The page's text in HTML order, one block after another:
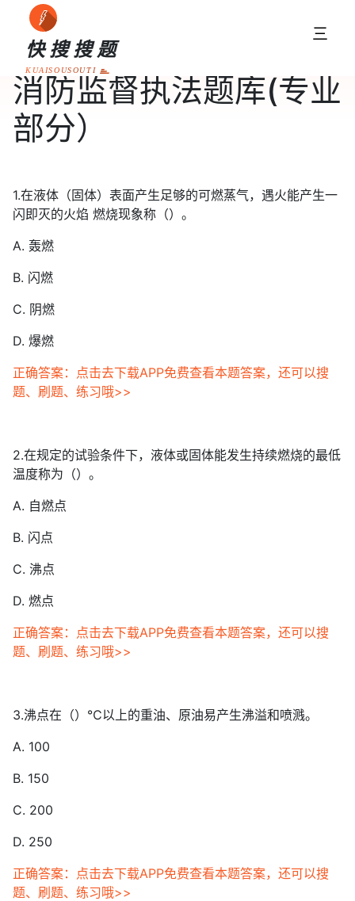
快搜搜题
KUAISOUSOUTI
三
消防监督执法题库(专业
部分）
1.在液体（固体）表面产生足够的可燃蒸气，遇火能产生一
闪即灭的火焰 燃烧现象称（）。
A. 轰燃
B. 闪燃
C. 阴燃
D. 爆燃
正确答案：点击去下载APP免费查看本题答案，还可以搜
题、刷题、练习哦>>
2.在规定的试验条件下，液体或固体能发生持续燃烧的最低
温度称为（）。
A. 自燃点
B. 闪点
C. 沸点
D. 燃点
正确答案：点击去下载APP免费查看本题答案，还可以搜
题、刷题、练习哦>>
3.沸点在（）℃以上的重油、原油易产生沸溢和喷溅。
A. 100
B. 150
C. 200
D. 250
正确答案：点击去下载APP免费查看本题答案，还可以搜
题、刷题、练习哦>>